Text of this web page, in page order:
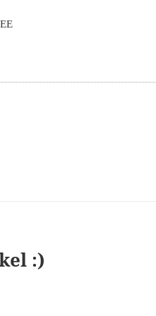
:)